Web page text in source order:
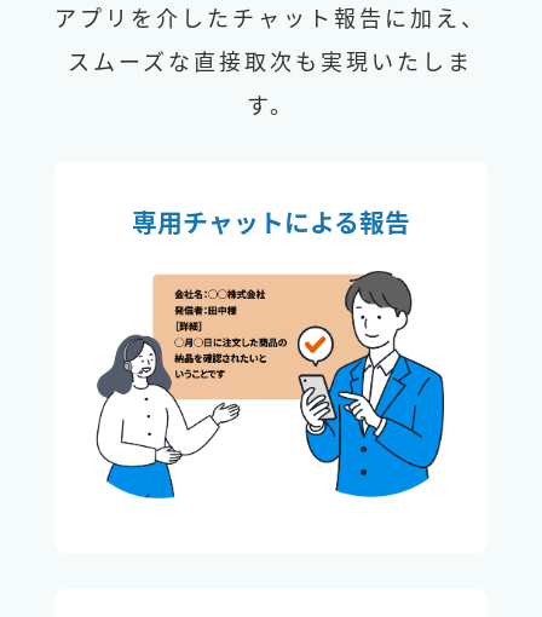
アプリを介したチャット報告に加え、
スムーズな直接取次も実現いたしま
す。
専用チャットによる報告